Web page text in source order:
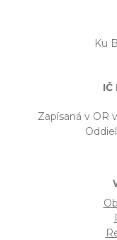
Ku
IČ
Zapísaná v OR